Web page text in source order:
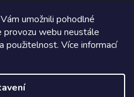
umožnili pohodlné
provozu webu neustále
použitelnost. Více informací
. Všechna práva vyhrazena.
implementoval